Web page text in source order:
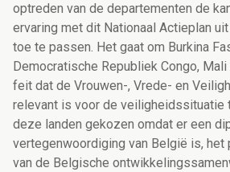
optreden van de departementen de
ervaring met dit Nationaal Actieplan
toe te passen. Het gaat om Burkina
Democratische Republiek Congo,
feit dat de Vrouwen-, Vrede- en
relevant is voor de veiligheidssituatie
deze landen gekozen omdat er een
vertegenwoordiging van België is, het
van de Belgische